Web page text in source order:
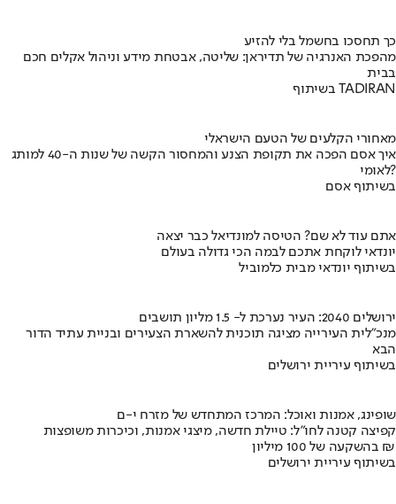
כך תחסכו בחשמל בלי להזיע
מהפכת האנרגיה של תדיראן: שליטה, אבטחת מידע וניהול אקלים חכם
בבית
בשיתוף TADIRAN
מאחורי הקלעים של הטעם הישראלי
איך אסם הפכה את תקופת הצנע והמחסור הקשה של שנות ה-40 למותג
לאומי?
בשיתוף אסם
אתם עוד לא שם? הטיסה למונדיאל כבר יצאה
יונדאי לוקחת אתכם לבמה הכי גדולה בעולם
בשיתוף יונדאי מבית כלמוביל
ירושלים 2040: העיר נערכת ל- 1.5 מליון תושבים
מנכ"לית העירייה מציגה תוכנית להשארת הצעירים ובניית עתיד הדור
הבא
בשיתוף עיריית ירושלים
שופינג, אמנות ואוכל: המרכז המתחדש של מזרח י-ם
קפיצה קטנה לחו"ל: טיילת חדשה, מיצגי אמנות, וכיכרות משופצות
בהשקעה של 100 מיליון ₪
בשיתוף עיריית ירושלים